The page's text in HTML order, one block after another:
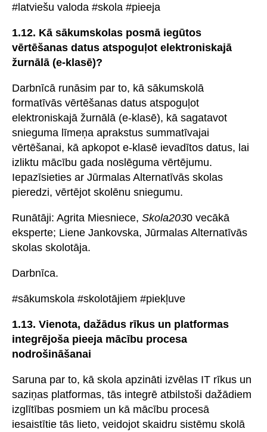
#latviešu valoda #skola #pieeja
1.12. Kā sākumskolas posmā iegūtos
vērtēšanas datus atspoguļot elektroniskajā
žurnālā (e-klasē)?
Darbnīcā runāsim par to, kā sākumskolā
formatīvās vērtēšanas datus atspoguļot
elektroniskajā žurnālā (e-klasē), kā sagatavot
snieguma līmeņa aprakstus summatīvajai
vērtēšanai, kā apkopot e-klasē ievadītos datus, lai
izliktu mācību gada noslēguma vērtējumu.
Iepazīsieties ar Jūrmalas Alternatīvās skolas
pieredzi, vērtējot skolēnu sniegumu.
Runātāji: Agrita Miesniece, Skola2030 vecākā
eksperte; Liene Jankovska, Jūrmalas Alternatīvās
skolas skolotāja.
Darbnīca.
#sākumskola #skolotājiem #piekļuve
1.13. Vienota, dažādus rīkus un platformas
integrējoša pieeja mācību procesa
nodrošināšanai
Saruna par to, kā skola apzināti izvēlas IT rīkus un
saziņas platformas, tās integrē atbilstoši dažādiem
izglītības posmiem un kā mācību procesā
iesaistītie tās lieto, veidojot skaidru sistēmu skolā